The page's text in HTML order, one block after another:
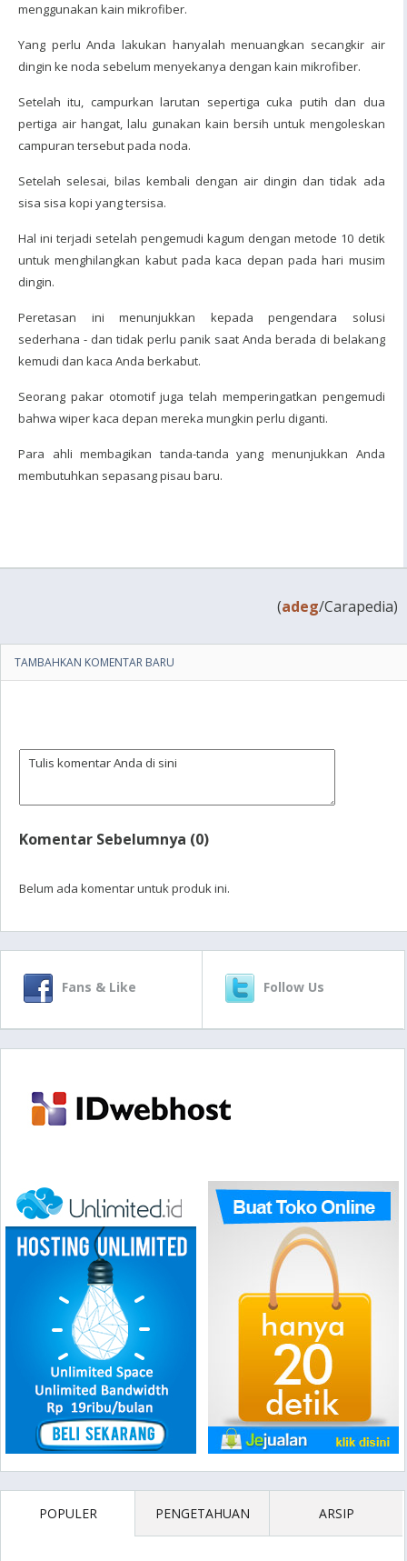
menggunakan kain mikrofiber.
Yang perlu Anda lakukan hanyalah menuangkan secangkir air
dingin ke noda sebelum menyekanya dengan kain mikrofiber.
Setelah itu, campurkan larutan sepertiga cuka putih dan dua
pertiga air hangat, lalu gunakan kain bersih untuk mengoleskan
campuran tersebut pada noda.
Setelah selesai, bilas kembali dengan air dingin dan tidak ada
sisa sisa kopi yang tersisa.
Hal ini terjadi setelah pengemudi kagum dengan metode 10 detik
untuk menghilangkan kabut pada kaca depan pada hari musim
dingin.
Peretasan ini menunjukkan kepada pengendara solusi
sederhana - dan tidak perlu panik saat Anda berada di belakang
kemudi dan kaca Anda berkabut.
Seorang pakar otomotif juga telah memperingatkan pengemudi
bahwa wiper kaca depan mereka mungkin perlu diganti.
Para ahli membagikan tanda-tanda yang menunjukkan Anda
membutuhkan sepasang pisau baru.
(adeg/Carapedia)
TAMBAHKAN KOMENTAR BARU
Komentar Sebelumnya (0)
Belum ada komentar untuk produk ini.
Fans & Like Follow Us
POPULER PENGETAHUAN ARSIP